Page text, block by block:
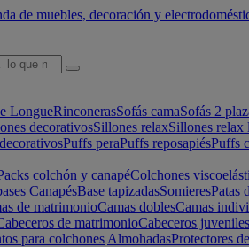
LongueRinconerasSofás camaSofás 2
decorativosSillones relaxSillones relax
Puffs peraPuffs reposapiésPuffs
colchón y canapéColchones
CanapésBase tapizadasSomieresPatas
de matrimonioCamas doblesCamas
de matrimonioCabeceros juveniles
para colchones AlmohadasProtectores